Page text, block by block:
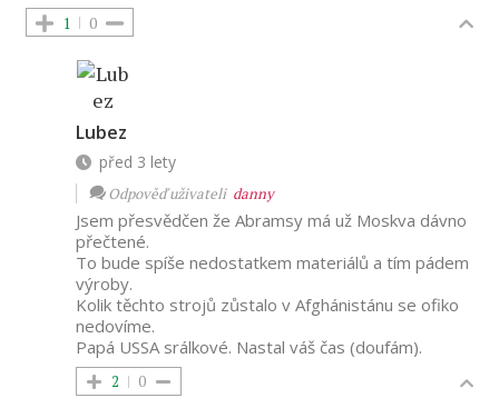
1 0
Lubez
před 3 lety
Odpověď uživateli danny
Jsem přesvědčen že Abramsy má už Moskva dávno
přečtené.
To bude spíše nedostatkem materiálů a tím pádem
výroby.
Kolik těchto strojů zůstalo v Afghánistánu se ofiko
nedovíme.
Papá USSA srálkové. Nastal váš čas (doufám).
2 0